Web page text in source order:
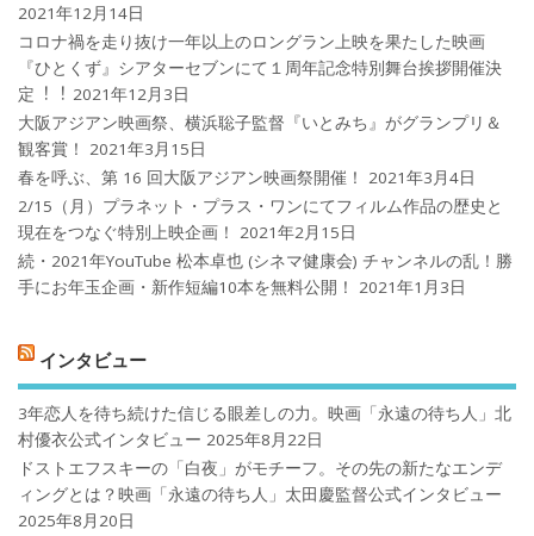
2021年12月14日
コロナ禍を⾛り抜け⼀年以上のロングラン上映を果たした映画
『ひとくず』シアターセブンにて１周年記念特別舞台挨拶開催決
定︕︕ 2021年12月3日
大阪アジアン映画祭、横浜聡子監督『いとみち』がグランプリ＆
観客賞！
2021年3月15日
春を呼ぶ、第 16 回大阪アジアン映画祭開催！
2021年3月4日
2/15（月）プラネット・プラス・ワンにてフィルム作品の歴史と
現在をつなぐ特別上映企画！
2021年2月15日
続・2021年YouTube 松本卓也 (シネマ健康会) チャンネルの乱！勝
手にお年玉企画・新作短編10本を無料公開！
2021年1月3日
インタビュー
3年恋人を待ち続けた信じる眼差しの力。映画「永遠の待ち人」北
村優衣公式インタビュー 2025年8月22日
ドストエフスキーの「白夜」がモチーフ。その先の新たなエンデ
ィングとは？映画「永遠の待ち人」太田慶監督公式インタビュー
2025年8月20日